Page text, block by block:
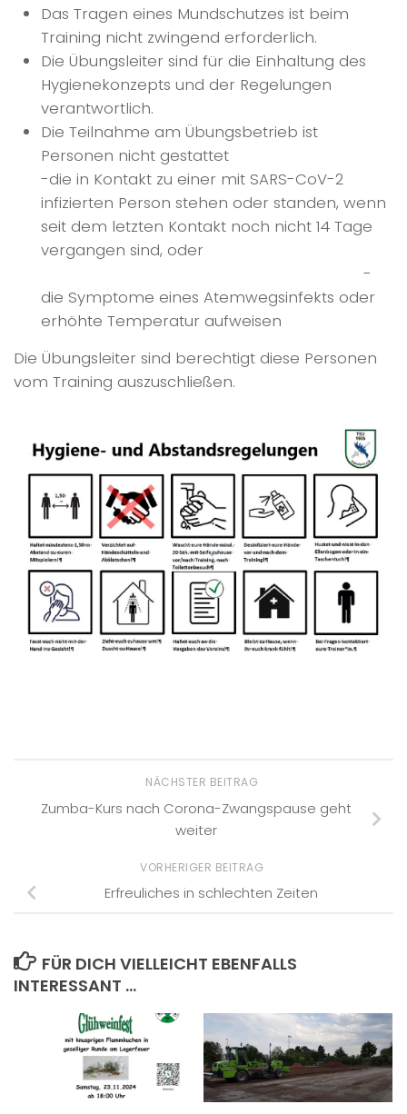
Das Tragen eines Mundschutzes ist beim
Training nicht zwingend erforderlich.
Die Übungsleiter sind für die Einhaltung des
Hygienekonzepts und der Regelungen
verantwortlich.
Die Teilnahme am Übungsbetrieb ist
Personen nicht gestattet
-die in Kontakt zu einer mit SARS-CoV-2
infizierten Person stehen oder standen, wenn
seit dem letzten Kontakt noch nicht 14 Tage
vergangen sind, oder
-
die Symptome eines Atemwegsinfekts oder
erhöhte Temperatur aufweisen
Die Übungsleiter sind berechtigt diese Personen
vom Training auszuschließen.
NÄCHSTER BEITRAG
Zumba-Kurs nach Corona-Zwangspause geht
weiter
VORHERIGER BEITRAG
Erfreuliches in schlechten Zeiten
FÜR DICH VIELLEICHT EBENFALLS
INTERESSANT …